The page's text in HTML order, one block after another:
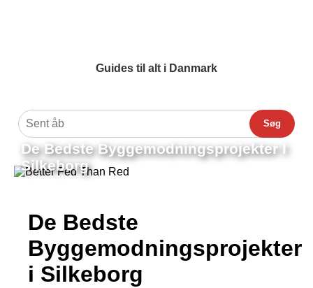
Guides til alt i Danmark
Søg
De Bedste Byggemodningsprojekter I
Silkeborg
De Bedste
Byggemodningsprojekter
i Silkeborg